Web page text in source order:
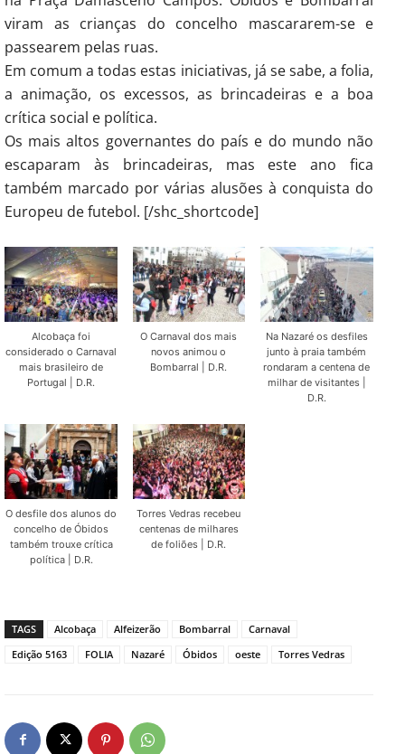
viram as crianças do concelho mascararem-se e
passearem pelas ruas.
Em comum a todas estas iniciativas, já se sabe, a folia,
a animação, os excessos, as brincadeiras e a boa
crítica social e política.
Os mais altos governantes do país e do mundo não
escaparam às brincadeiras, mas este ano fica
também marcado por várias alusões à conquista do
Europeu de futebol. [/shc_shortcode]
Alcobaça foi
considerado o Carnaval
mais brasileiro de
Portugal | D.R.
O Carnaval dos mais
novos animou o
Bombarral | D.R.
Na Nazaré os desfiles
junto à praia também
rondaram a centena de
milhar de visitantes |
D.R.
O desfile dos alunos do
concelho de Óbidos
também trouxe crítica
política | D.R.
Torres Vedras recebeu
centenas de milhares
de foliões | D.R.
TAGS Alcobaça Alfeizerão Bombarral
Carnaval
Edição 5163
FOLIA Nazaré Óbidos oeste Torres Vedras